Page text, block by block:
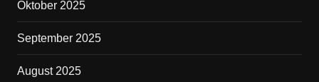
Oktober 2025
September 2025
August 2025